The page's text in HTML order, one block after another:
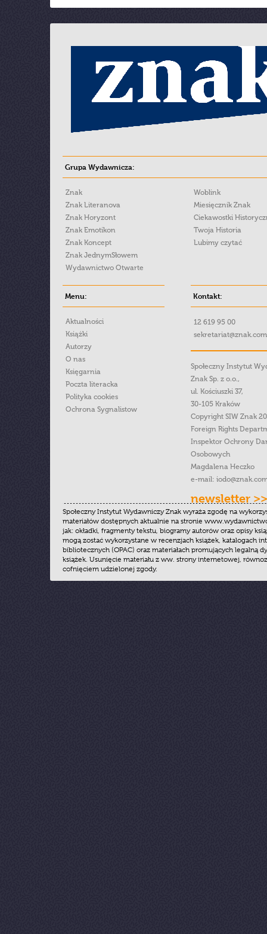
Grupa Wydawnicza:
Znak
Znak Literanova
Znak Horyzont
Znak Emotikon
Znak Koncept
Znak JednymSłowem
Wydawnictwo Otwarte
Woblink
Miesięcznik Znak
Ciekawostki
Twoja Historia
Lubimy czytać
Menu:
Aktualności
Książki
Autorzy
O nas
Księgarnia
Poczta literacka
Polityka cookies
Ochrona Sygnalistow
Kontakt:
12 619 95 00
Społeczny Instytut
Znak Sp. z o.o.,
ul. Kościuszki 37,
30-105 Kraków
Copyright SIW Znak
Foreign Rights
Inspektor Ochrony
Osobowych
Magdalena Heczko
e-mail:
newsletter >>
Społeczny Instytut Wydawniczy Znak wyraża zgodę na
materiałów dostępnych aktualnie na stronie
jak: okładki, fragmenty tekstu, biogramy autorów oraz opisy
mogą zostać wykorzystane w recenzjach książek, katalogach
bibliotecznych (OPAC) oraz materiałach promujących legalną
książek. Usunięcie materiału z ww. strony internetowej,
cofnięciem udzielonej zgody.